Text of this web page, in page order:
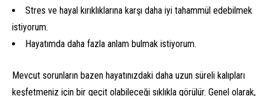
Stres ve hayal kırıklıklarına karşı daha iyi tahammül edebilmek
istiyorum.
Hayatımda daha fazla anlam bulmak istiyorum.
Mevcut sorunların bazen hayatınızdaki daha uzun süreli kalıpları
keşfetmeniz için bir geçit olabileceği sıklıkla görülür. Genel olarak,